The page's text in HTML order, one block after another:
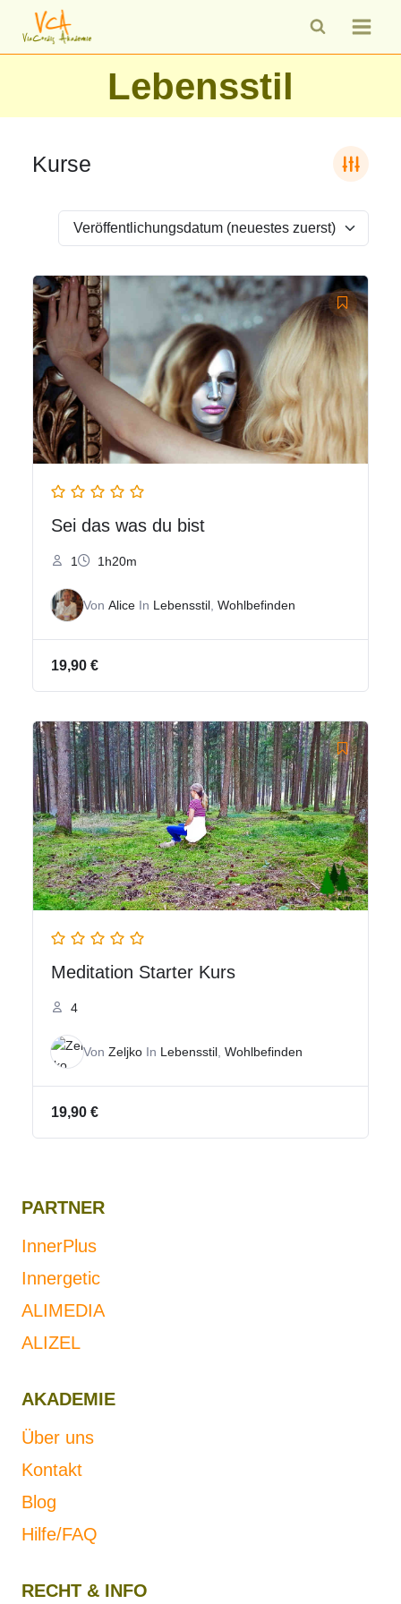
Inhalt
Lebensstil
Kurse
Sei das was du bist
1 1h20m
Von Alice In Lebensstil, Wohlbefinden
19,90 €
Meditation Starter Kurs
4
Von Zeljko In Lebensstil Wohlbefinden
19,90 €
PARTNER
InnerPlus
Innergetic
ALIMEDIA
ALIZEL
AKADEMIE
Über uns
Kontakt
Blog
Hilfe/FAQ
RECHT & INFO